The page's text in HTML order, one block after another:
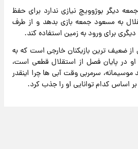
دیگر بوژوویچ نیازی ندارد برای حفظ
به مسعود جمعه‌ بازی بدهد و از طرف
دیگری برای ورود به زمین استفاده کند.
ضعیف ترین بازیکنان خارجی است که به
در پایان فصل از استقلال قطعی است،
سرمربی وقت آبی ها چرا اینقدر
کدام توانایی او را جذب کرد.